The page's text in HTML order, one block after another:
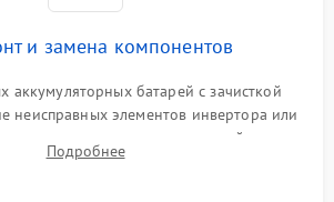
и замена компонентов
аккумуляторных батарей с зачисткой
неисправных элементов инвертора или
и монтаж новых радиодеталей.
поврежденных токоведущих дорожек и
Подробнее